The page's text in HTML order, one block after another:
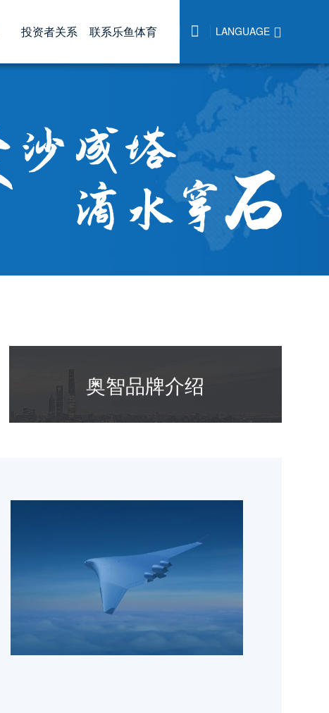
 LANGUAGE 
|
|
投资者关系 联系乐鱼体育
奥智品牌介绍